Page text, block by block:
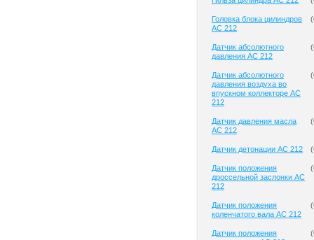
Головка блока цилиндров
AC 212
(
Датчик абсолютного
давления AC 212
(
Датчик абсолютного
давления воздуха во
впускном коллекторе AC
212
(
Датчик давления масла
AC 212
(
Датчик детонации AC 212 (
Датчик положения
дроссельной заслонки AC
212
(
Датчик положения
коленчатого вала AC 212
(
Датчик положения
(